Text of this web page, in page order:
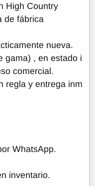
High Country
de fábrica
nueva.
gama) , en estado i
comercial.
regla y entrega inm
WhatsApp.
inventario.